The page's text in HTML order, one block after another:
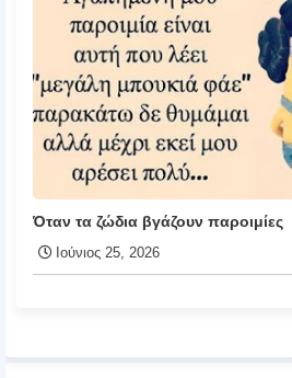
Όταν τα ζώδια βγάζουν παροιμίες
Ιούνιος 25, 2026